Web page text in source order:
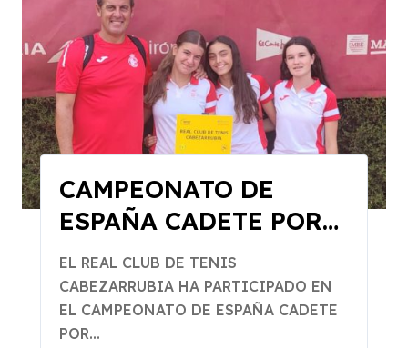
CAMPEONATO DE
ESPAÑA CADETE POR
EQUIPOS
EL REAL CLUB DE TENIS
CABEZARRUBIA HA PARTICIPADO EN
EL CAMPEONATO DE ESPAÑA CADETE
POR...